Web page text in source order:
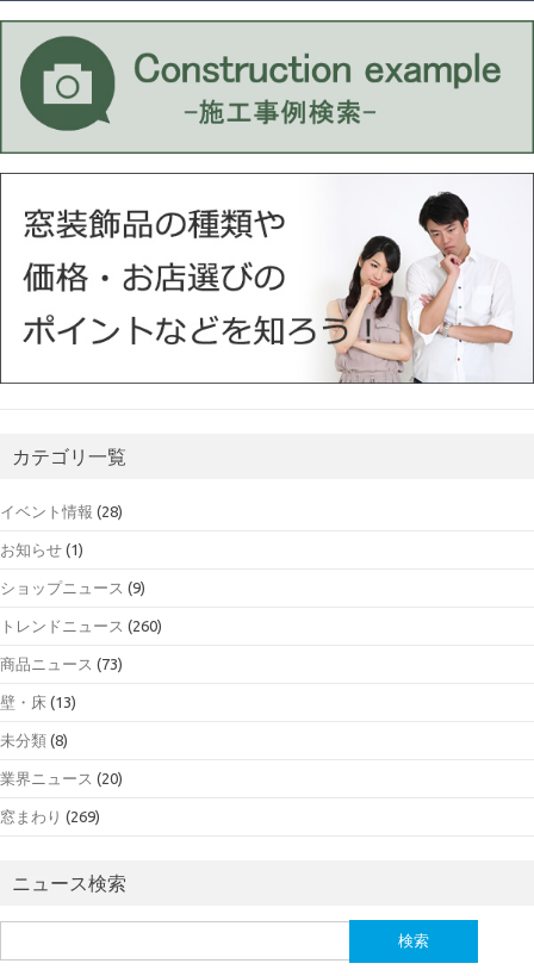
カテゴリ一覧
イベント情報 (28)
お知らせ (1)
ショップニュース (9)
トレンドニュース (260)
商品ニュース (73)
壁・床 (13)
未分類 (8)
業界ニュース (20)
窓まわり (269)
ニュース検索
索: